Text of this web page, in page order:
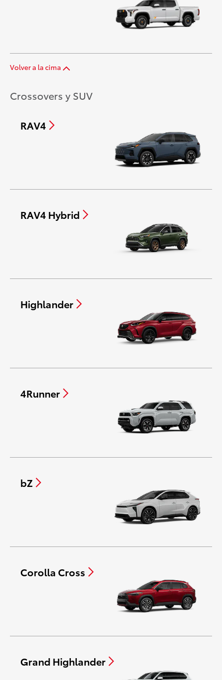
Volver a la cima
Crossovers y SUV
RAV4
RAV4 Hybrid
Highlander
4Runner
bZ
Corolla Cross
Grand Highlander